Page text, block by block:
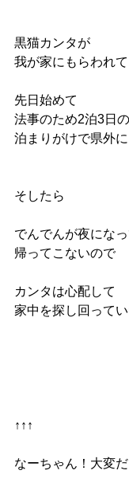
黒猫カンタが
我が家にもらわれ
先日始めて
法事のため2泊3日の
泊まりがけで県外に
そしたら
でんでんが夜にな
帰ってこないので
カンタは心配して
家中を探し回ってい
↑↑↑
なーちゃん！大変